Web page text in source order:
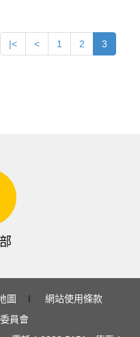
|< < 1 2 3
圖 ∣
網站使用條款
員會